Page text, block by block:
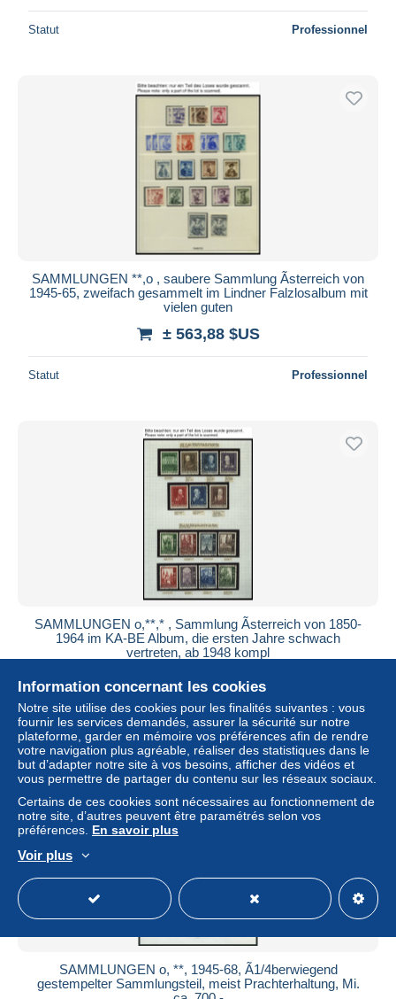
Statut Professionnel
SAMMLUNGEN **,o , saubere Sammlung Ãsterreich von
1945-65, zweifach gesammelt im Lindner Falzlosalbum mit
vielen guten
± 563,88 $US
Statut Professionnel
SAMMLUNGEN o,**,* , Sammlung Ãsterreich von 1850-
1964 im KA-BE Album, die ersten Jahre schwach
vertreten, ab 1948 kompl
± 433,31 $US
Statut Professionnel
SAMMLUNGEN o, **, 1945-68, Ã1/4berwiegend
gestempelter Sammlungsteil, meist Prachterhaltung, Mi.
Information concernant les cookies
Notre site utilise des cookies pour les finalités suivantes : vous
fournir les services demandés, assurer la sécurité sur notre
plateforme, garder en mémoire vos préférences afin de rendre
votre navigation plus agréable, réaliser des statistiques dans le
but d’adapter notre site à vos besoins, afficher des vidéos et
vous permettre de partager du contenu sur les réseaux sociaux.
Certains de ces cookies sont nécessaires au fonctionnement de
notre site, d’autres peuvent être paramétrés selon vos
préférences. En savoir plus
Voir plus